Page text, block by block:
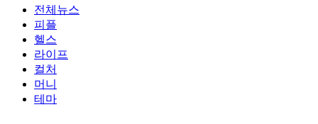
전체뉴스
피플
헬스
라이프
컬처
머니
테마